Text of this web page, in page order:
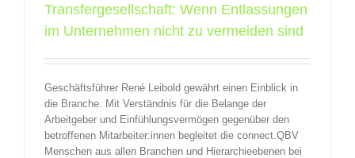
Transfergesellschaft: Wenn Entlassungen
im Unternehmen nicht zu vermeiden sind
Geschäftsführer René Leibold gewährt einen Einblick in
die Branche. Mit Verständnis für die Belange der
Arbeitgeber und Einfühlungsvermögen gegenüber den
betroffenen Mitarbeiter:innen begleitet die connect.QBV
Menschen aus allen Branchen und Hierarchieebenen bei